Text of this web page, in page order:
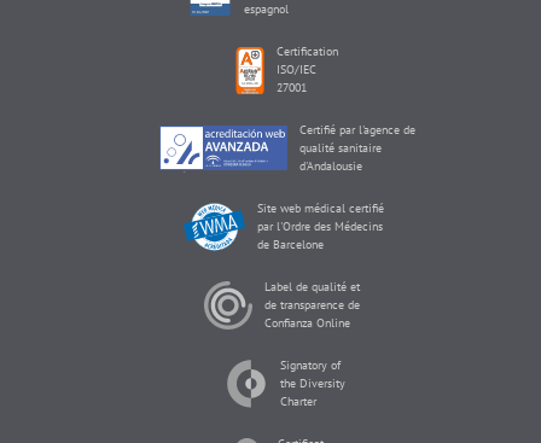
espagnol
Certification
ISO/IEC
27001
Certifié par l'agence de
qualité sanitaire
d'Andalousie
Site web médical certifié
par l'Ordre des Médecins
de Barcelone
Label de qualité et
de transparence de
Confianza Online
Signatory of
the Diversity
Charter